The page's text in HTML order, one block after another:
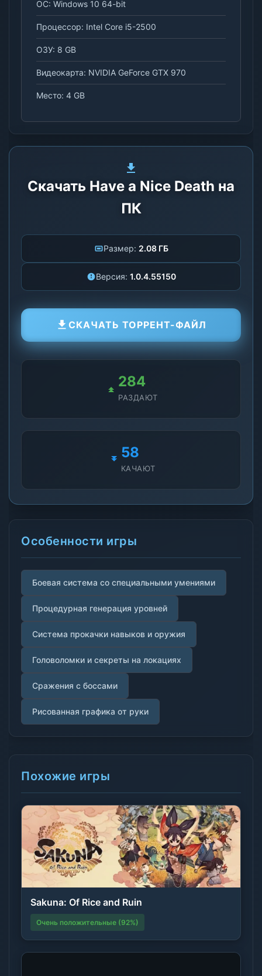
ОС: Windows 10 64-bit
Процессор: Intel Core i5-2500
ОЗУ: 8 GB
Видеокарта: NVIDIA GeForce GTX 970
Место: 4 GB
Скачать Have a Nice Death на
ПК
Размер: 2.08 ГБ
Версия: 1.0.4.55150
СКАЧАТЬ ТОРРЕНТ-ФАЙЛ
290
РАЗДАЮТ
61
КАЧАЮТ
Особенности игры
Боевая система со специальными умениями
Процедурная генерация уровней
Система прокачки навыков и оружия
Головоломки и секреты на локациях
Сражения с боссами
Рисованная графика от руки
Похожие игры
Sakuna: Of Rice and Ruin
Очень положительные (92%)